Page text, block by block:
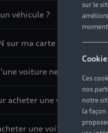
véhicule ?
sur ma carte grise ?
voiture neuve ?
acheter une voiture ?
une voiture neuve ?
sur le
Ces
nos
notre
la façon